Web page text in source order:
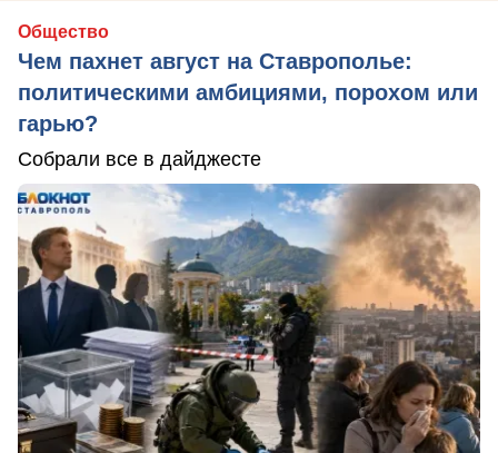
Общество
Чем пахнет август на Ставрополье:
политическими амбициями, порохом или
гарью?
Собрали все в дайджесте